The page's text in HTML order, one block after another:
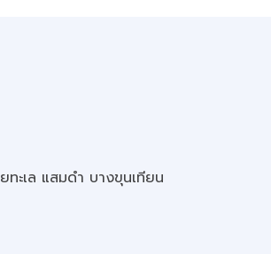
ทะเล แสมดำ บางขุนเทียน